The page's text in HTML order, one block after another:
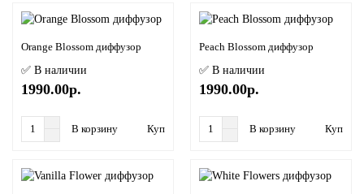
Orange Blossom диффузор
✅ В наличии
1990.00р.
В корзину Купить в 1 клик
Peach Blossom диффузор
✅ В наличии
1990.00р.
В корзину Купить